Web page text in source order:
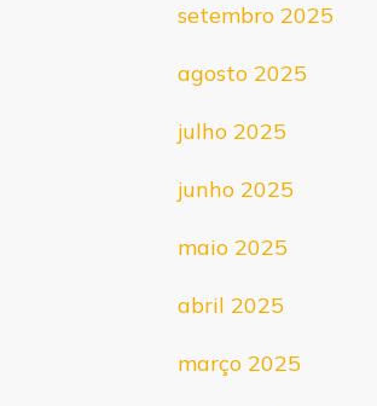
setembro 2025
agosto 2025
julho 2025
junho 2025
maio 2025
abril 2025
março 2025